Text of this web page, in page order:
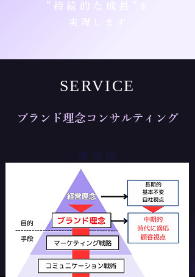
"持続的な成長"
実現します
SERVICE
ブランド理念コンサルティング
＜ 構 成 図 ＞